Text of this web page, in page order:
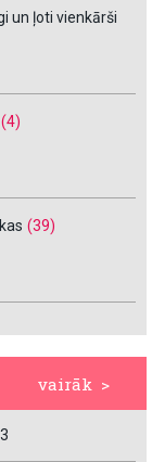
un ļoti vienkārši
(4)
(39)
vairāk >